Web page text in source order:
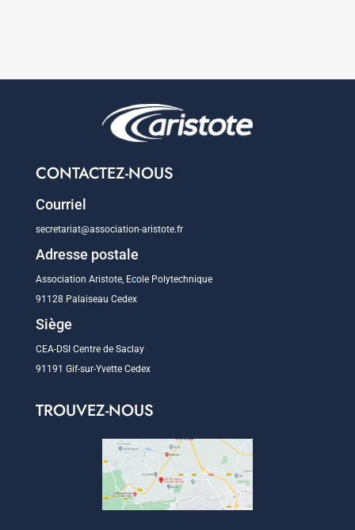
CONTACTEZ-NOUS
Courriel
secretariat@association-aristote.fr
Adresse postale
Association Aristote, Ecole Polytechnique
91128 Palaiseau Cedex
Siège
CEA-DSI Centre de Saclay
91191 Gif-sur-Yvette Cedex
TROUVEZ-NOUS